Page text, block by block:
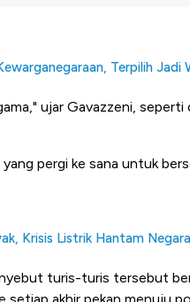
Terpilih Jadi
ujar Gavazzeni,
pergi ke sana untuk
Krisis Listrik Hantam
turis-turis tersebut